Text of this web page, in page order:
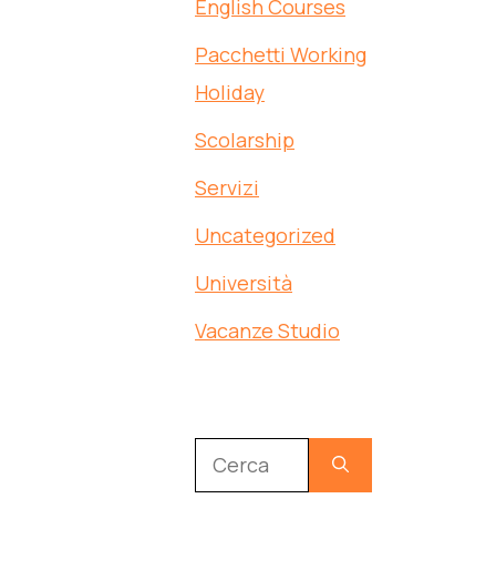
English Courses
Pacchetti Working
Holiday
Scolarship
Servizi
Uncategorized
Università
Vacanze Studio
Ricerca
per: